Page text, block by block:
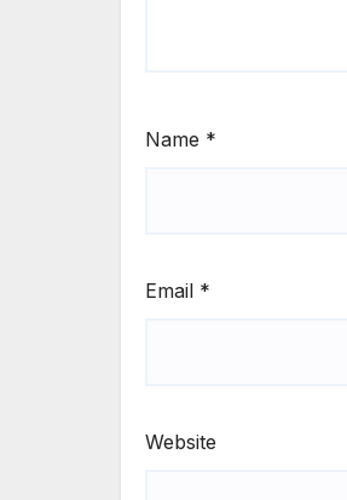
Name *
Email *
Website